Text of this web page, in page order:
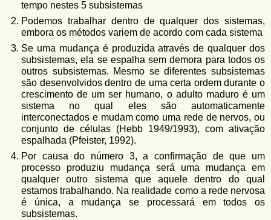
tempo nestes 5 subsistemas
Podemos trabalhar dentro de qualquer dos sistemas,
embora os métodos variem de acordo com cada sistema
Se uma mudança é produzida através de qualquer dos
subsistemas, ela se espalha sem demora para todos os
outros subsistemas. Mesmo se diferentes subsistemas
são desenvolvidos dentro de uma certa ordem durante o
crescimento de um ser humano, o adulto maduro é um
sistema no qual eles são automaticamente
interconectados e mudam como uma rede de nervos, ou
conjunto de células (Hebb 1949/1993), com ativação
espalhada (Pfeister, 1992).
Por causa do número 3, a confirmação de que um
processo produziu mudança será uma mudança em
qualquer outro sistema que aquele dentro do qual
estamos trabalhando. Na realidade como a rede nervosa
é única, a mudança se processará em todos os
subsistemas.